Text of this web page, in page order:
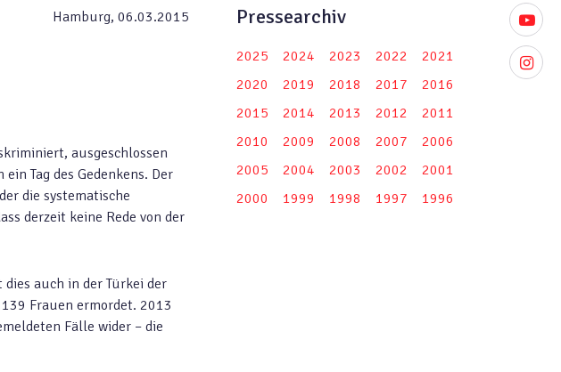
youtube
Hamburg, 06.03.2015
ausgeschlossen
Tag des Gedenkens. Der
die systematische
derzeit keine Rede von der
auch in der Türkei der
Frauen ermordet. 2013
Fälle wider – die
Pressearchiv
2025 2024 2023 2022
2021
2020
2019 2018 2017
2016
2015
2014 2013 2012
2011
2010
2009 2008 2007
2006
2005
2004 2003 2002
2001
2000
1999 1998 1997 1996